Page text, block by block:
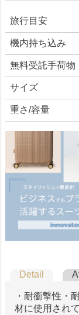
旅行目安
機内持ち込み
無料受託手荷物
サイズ
重さ/容量
Detail
・耐衝撃性・
材に使用され